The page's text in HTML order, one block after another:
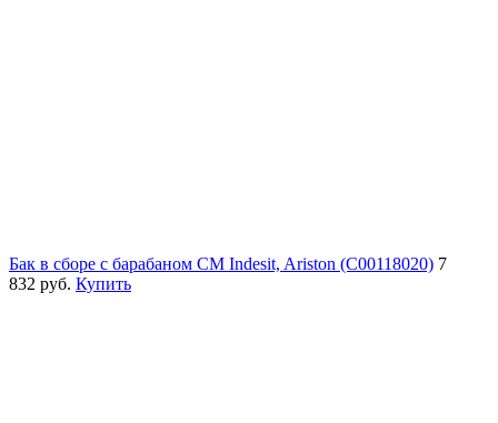
Бак в сборе с барабаном СМ Indesit, Ariston (C00118020) 7
832 руб. Купить